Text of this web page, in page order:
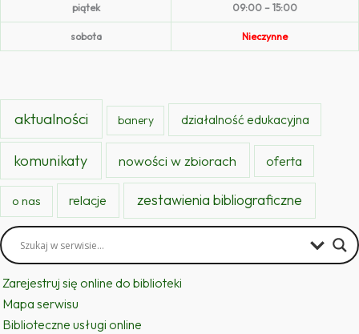
piątek 09:00 – 15:00
sobota Nieczynne
aktualności banery działalność edukacyjna
komunikaty nowości w zbiorach oferta
o nas relacje zestawienia bibliograficzne
Zarejestruj się online do biblioteki
Mapa serwisu
Biblioteczne usługi online